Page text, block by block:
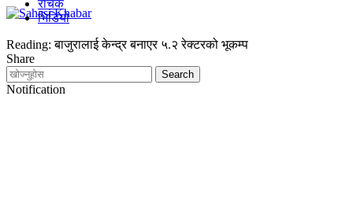
रोचक
भिडियो
Reading: बाजुरालाई केन्द्र बनाएर ५.२ रेक्टरको भूकम्प
Share
Notification